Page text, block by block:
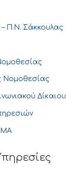
– Π.Ν. Σάκκουλας
Νομοθεσίας
Δίκαιου